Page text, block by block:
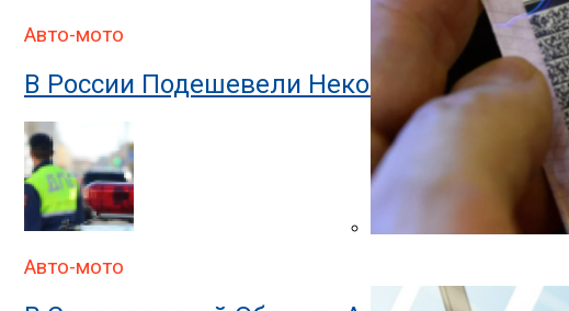
Авто-мото
В России Подешевели Некоторые
Авто-мото